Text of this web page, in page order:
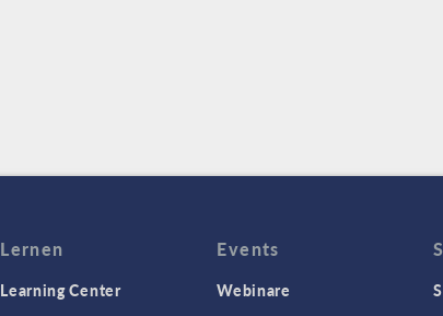
Lernen
Learning Center
Events
Webinare